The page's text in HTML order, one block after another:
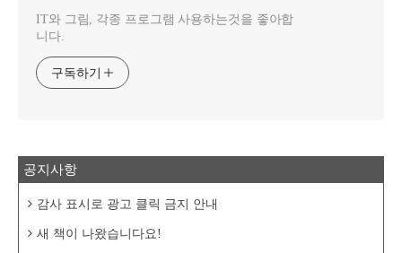
IT와 그림, 각종 프로그램 사용하는것을 좋아합
니다.
구독하기
공지사항
감사 표시로 광고 클릭 금지 안내
새 책이 나왔습니다요!